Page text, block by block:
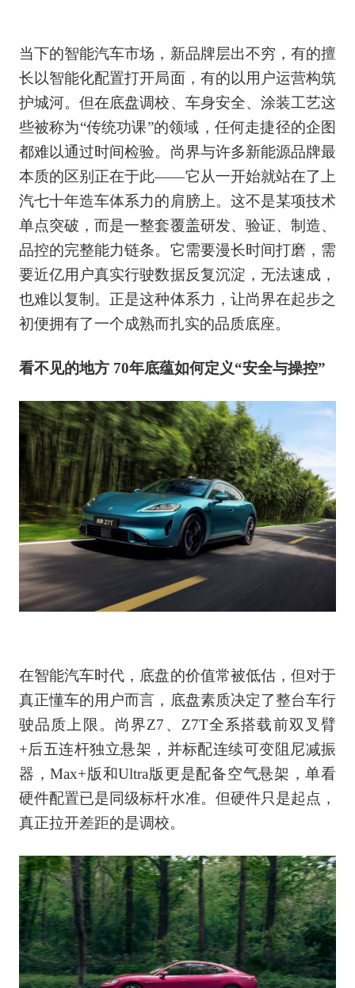
当下的智能汽车市场，新品牌层出不穷，有的擅
长以智能化配置打开局面，有的以用户运营构筑
护城河。但在底盘调校、车身安全、涂装工艺这
些被称为“传统功课”的领域，任何走捷径的企图
都难以通过时间检验。尚界与许多新能源品牌最
本质的区别正在于此——它从一开始就站在了上
汽七十年造车体系力的肩膀上。这不是某项技术
单点突破，而是一整套覆盖研发、验证、制造、
品控的完整能力链条。它需要漫长时间打磨，需
要近亿用户真实行驶数据反复沉淀，无法速成，
也难以复制。正是这种体系力，让尚界在起步之
初便拥有了一个成熟而扎实的品质底座。
看不见的地方 70年底蕴如何定义“安全与操控”
在智能汽车时代，底盘的价值常被低估，但对于
真正懂车的用户而言，底盘素质决定了整台车行
驶品质上限。尚界Z7、Z7T全系搭载前双叉臂
+后五连杆独立悬架，并标配连续可变阻尼减振
器，Max+版和Ultra版更是配备空气悬架，单看
硬件配置已是同级标杆水准。但硬件只是起点，
真正拉开差距的是调校。